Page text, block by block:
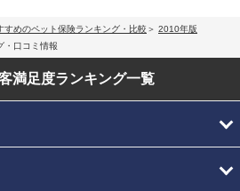
すめのペット保険ランキング・比較
2010年版
・口コミ情報
満足度ランキング一覧